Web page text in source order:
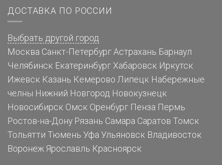
ДОСТАВКА ПО РОССИИ
Выбрать другой город
Москва Санкт-Петербург Астрахань Барнаул
Челябинск Екатеринбург Хабаровск Иркутск
Ижевск Казань Кемерово Липецк Набережные
челны Нижний Новгород Новокузнецк
Новосибирск Омск Оренбург Пенза Пермь
Ростов-на-Дону Рязань Самара Саратов Томск
Тольятти Тюмень Уфа Ульяновск Владивосток
Воронеж Ярославль Красноярск